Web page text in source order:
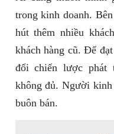
trong kinh doanh.
hút thêm nhiều
khách hàng cũ. Để
đổi chiến lược phát
không đủ. Người
buôn bán.